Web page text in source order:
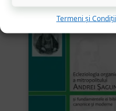
Termeni și Condiții
multe
variații.
fi
Reduceri!
20lei10